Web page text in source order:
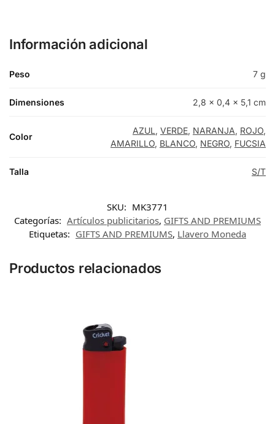
VERDE
Información adicional
Peso 7 g
Dimensiones 2,8 × 0,4 × 5,1 cm
Color
AZUL, VERDE, NARANJA, ROJO,
AMARILLO, BLANCO, NEGRO, FUCSIA
Talla S/T
SKU: MK3771
Categorías: Artículos publicitarios, GIFTS AND PREMIUMS
Etiquetas: GIFTS AND PREMIUMS, Llavero Moneda
Productos relacionados